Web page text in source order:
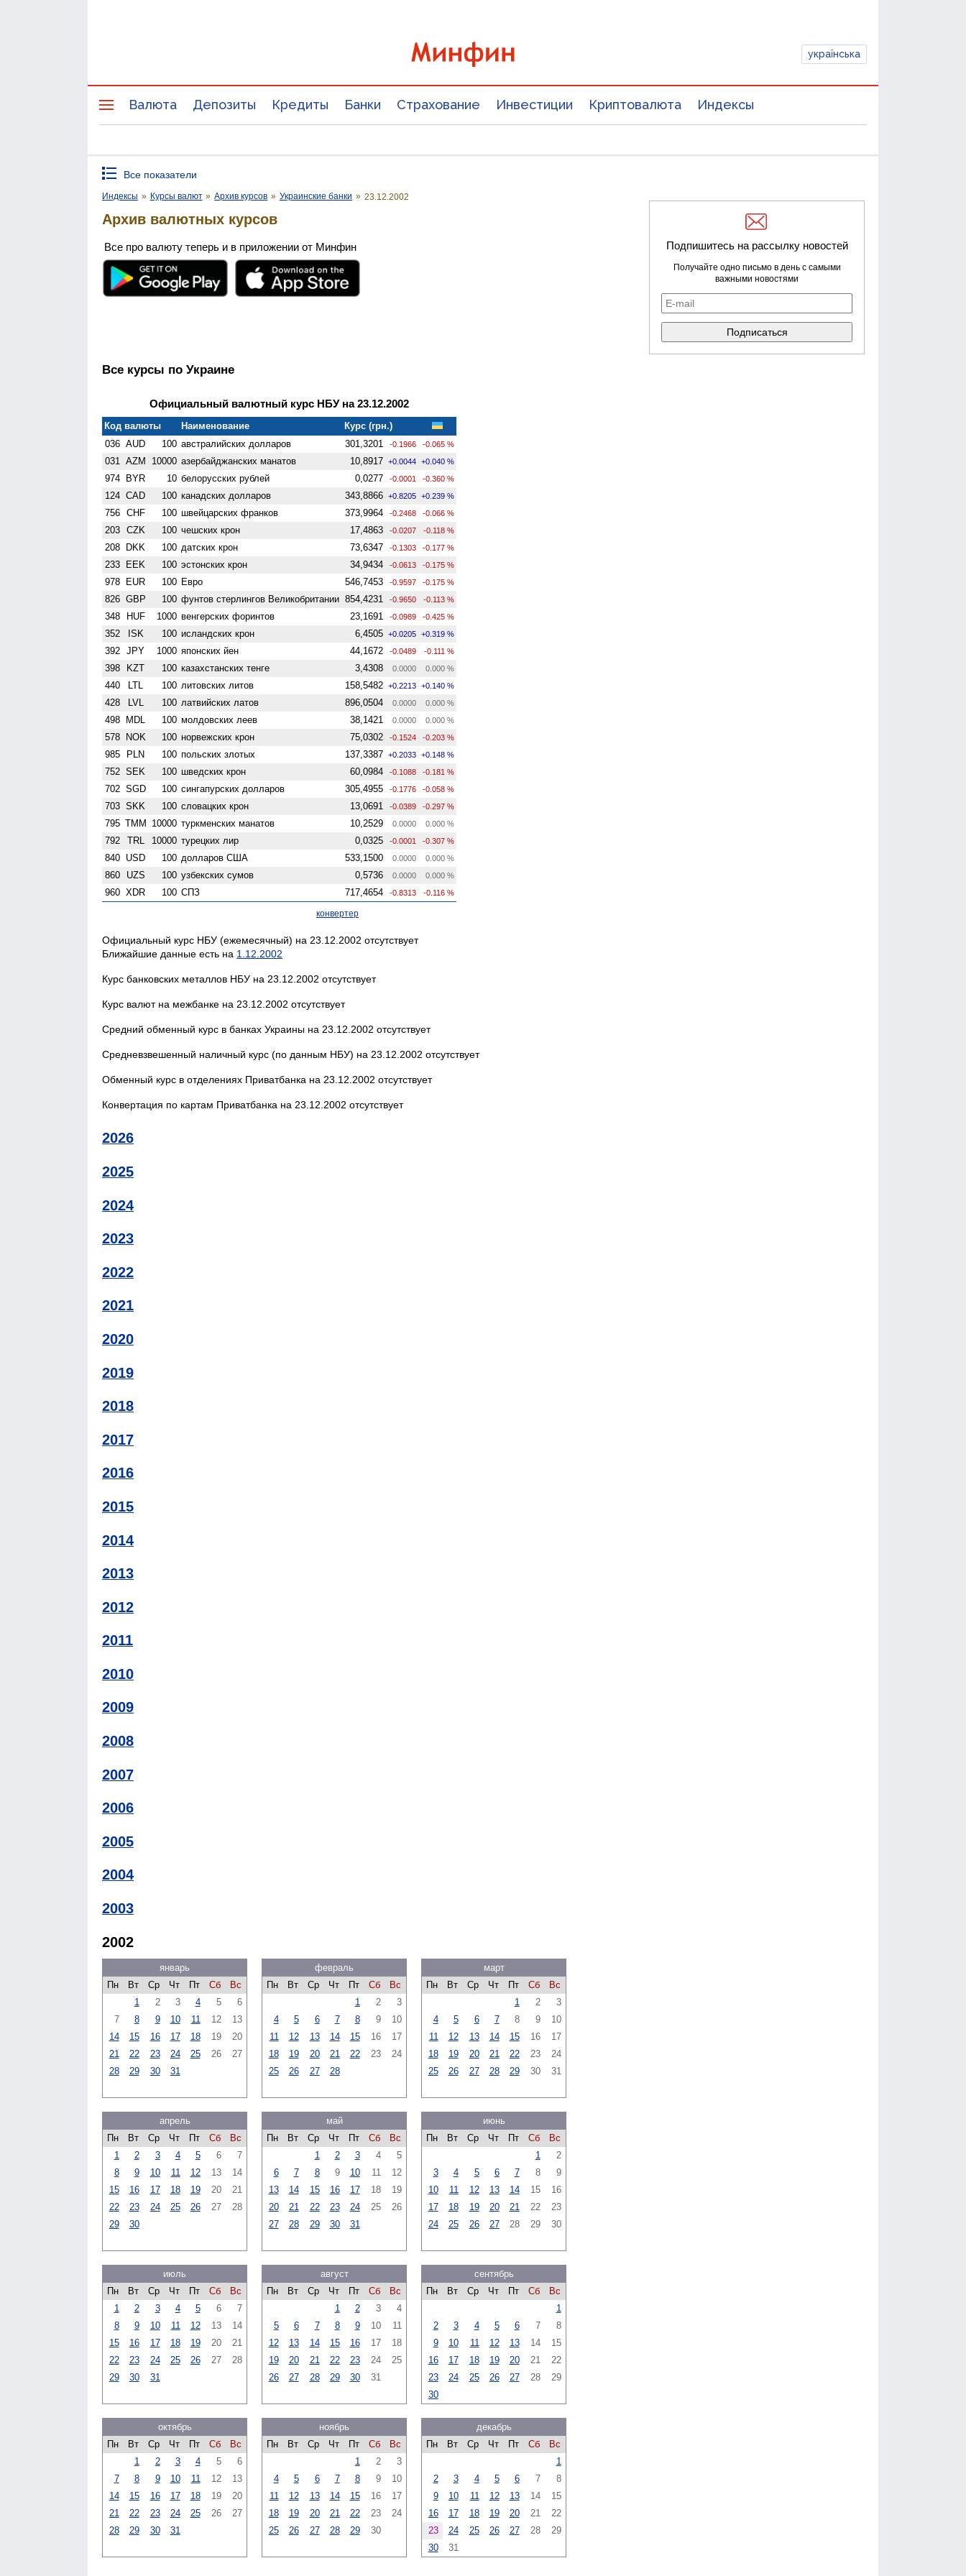
українська
Валюта Депозиты Кредиты Банки Страхование Инвестиции Криптовалюта Индексы
Все показатели
Индексы » Курсы валют » Архив курсов » Украинские банки » 23.12.2002
Архив валютных курсов
Все про валюту теперь и в приложении от Минфин
Все курсы по Украине
Официальный валютный курс НБУ на 23.12.2002
Код валюты Наименование
Курс (грн.)
036 AUD 100 австралийских долларов 301,3201 -0.1966 -0.065 %
031 AZM 10000 азербайджанских манатов 10,8917 +0.0044 +0.040 %
974 BYR 10 белорусских рублей 0,0277 -0.0001 -0.360 %
124 CAD 100 канадских долларов 343,8866 +0.8205 +0.239 %
756 CHF 100 швейцарских франков 373,9964 -0.2468 -0.066 %
203 CZK 100 чешских крон 17,4863 -0.0207 -0.118 %
208 DKK 100 датских крон 73,6347 -0.1303 -0.177 %
233 EEK 100 эстонских крон 34,9434 -0.0613 -0.175 %
978 EUR 100 Евро 546,7453 -0.9597 -0.175 %
826 GBP 100 фунтов стерлингов Велико­британии 854,4231 -0.9650 -0.113 %
348 HUF 1000 венгерских форинтов 23,1691 -0.0989 -0.425 %
352 ISK 100 исландских крон 6,4505 +0.0205 +0.319 %
392 JPY 1000 японских йен 44,1672 -0.0489 -0.111 %
398 KZT 100 казахстанских тенге 3,4308 0.0000 0.000 %
440 LTL 100 литовских литов 158,5482 +0.2213 +0.140 %
428 LVL 100 латвийских латов 896,0504 0.0000 0.000 %
498 MDL 100 молдовских леев 38,1421 0.0000 0.000 %
578 NOK 100 норвежских крон 75,0302 -0.1524 -0.203 %
985 PLN 100 польских злотых 137,3387 +0.2033 +0.148 %
752 SEK 100 шведских крон 60,0984 -0.1088 -0.181 %
702 SGD 100 сингапурских долларов 305,4955 -0.1776 -0.058 %
703 SKK 100 словацких крон 13,0691 -0.0389 -0.297 %
795 TMM 10000 туркменских манатов 10,2529 0.0000 0.000 %
792 TRL 10000 турецких лир 0,0325 -0.0001 -0.307 %
840 USD 100 долларов США 533,1500 0.0000 0.000 %
860 UZS 100 узбекских сумов 0,5736 0.0000 0.000 %
960 XDR 100 СПЗ 717,4654 -0.8313 -0.116 %
конвертер
Официальный курс НБУ (ежемесячный) на 23.12.2002 отсутствует
Ближайшие данные есть на 1.12.2002
Курс банковских металлов НБУ на 23.12.2002 отсутствует
Курс валют на межбанке на 23.12.2002 отсутствует
Средний обменный курс в банках Украины на 23.12.2002 отсутствует
Средневзвешенный наличный курс (по данным НБУ) на 23.12.2002 отсутствует
Обменный курс в отделениях Приватбанка на 23.12.2002 отсутствует
Конвертация по картам Приватбанка на 23.12.2002 отсутствует
2026
2025
2024
2023
2022
2021
2020
2019
2018
2017
2016
2015
2014
2013
2012
2011
2010
2009
2008
2007
2006
2005
2004
2003
2002
январь
Пн
Вт Ср Чт Пт Сб
Вс
1
2 3 4 5
6
7
8 9 10 11 12
13
14
15 16 17 18 19
20
21
22 23 24 25 26
27
28
29 30 31
февраль
Пн
Вт Ср Чт Пт Сб
Вс
1
2
3
4
5 6 7 8 9
10
11
12 13 14 15 16
17
18
19 20 21 22 23
24
25
26 27 28
март
Пн
Вт Ср Чт Пт Сб
Вс
1
2
3
4
5 6 7 8 9
10
11
12 13 14 15 16
17
18
19 20 21 22 23
24
25
26 27 28 29 30 31
апрель
Пн
Вт Ср Чт Пт Сб
Вс
1
2 3 4 5 6
7
8
9 10 11 12 13
14
15
16 17 18 19 20
21
22
23 24 25 26 27
28
29
30
май
Пн
Вт Ср Чт Пт Сб
Вс
1
2 3 4
5
6
7 8 9 10 11
12
13
14 15 16 17 18
19
20
21 22 23 24 25
26
27
28 29 30 31
июнь
Пн
Вт Ср Чт Пт Сб
Вс
1
2
3
4 5 6 7 8
9
10
11 12 13 14 15
16
17
18 19 20 21 22
23
24
25 26 27 28 29 30
июль
Пн
Вт Ср Чт Пт Сб
Вс
1
2 3 4 5 6
7
8
9 10 11 12 13
14
15
16 17 18 19 20
21
22
23 24 25 26 27
28
29
30 31
август
Пн
Вт Ср Чт Пт Сб
Вс
1
2 3
4
5
6 7 8 9 10
11
12
13 14 15 16 17
18
19
20 21 22 23 24
25
26
27 28 29 30 31
сентябрь
Пн
Вт Ср Чт Пт Сб
Вс
1
2
3 4 5 6 7
8
9
10 11 12 13 14
15
16
17 18 19 20 21
22
23
24 25 26 27 28
29
30
октябрь
Пн
Вт Ср Чт Пт Сб
Вс
1
2 3 4 5
6
7
8 9 10 11 12
13
14
15 16 17 18 19
20
21
22 23 24 25 26
27
28
29 30 31
ноябрь
Пн
Вт Ср Чт Пт Сб
Вс
1
2
3
4
5 6 7 8 9
10
11
12 13 14 15 16
17
18
19 20 21 22 23
24
25
26 27 28 29 30
декабрь
Пн
Вт Ср Чт Пт Сб
Вс
1
2
3 4 5 6 7
8
9
10 11 12 13 14
15
16
17 18 19 20 21
22
23
24 25 26 27 28
29
30
31
Подпишитесь на рассылку новостей
Получайте одно письмо в день с самыми
важными новостями